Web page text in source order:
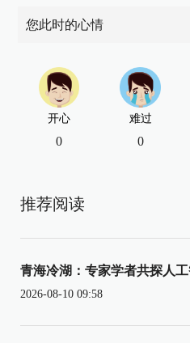
您此时的心情
开心
0
难过
0
推荐阅读
青海冷湖：专家学者共探人
2026-08-10 09:58